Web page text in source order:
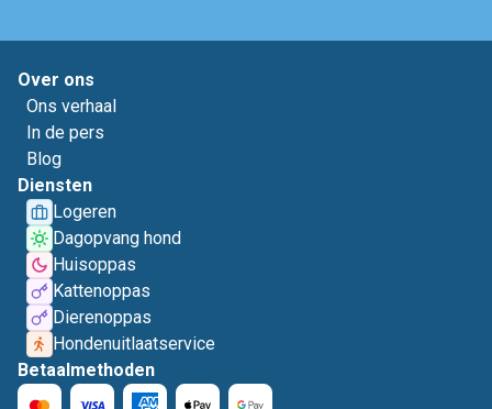
Over ons
Ons verhaal
In de pers
Blog
Diensten
Logeren
Dagopvang hond
Huisoppas
Kattenoppas
Dierenoppas
Hondenuitlaatservice
Betaalmethoden